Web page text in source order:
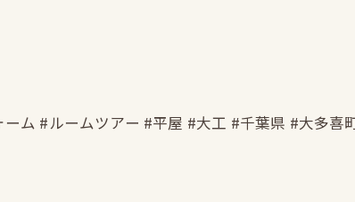
ム #ルームツアー #平屋 #大工 #千葉県 #大多喜